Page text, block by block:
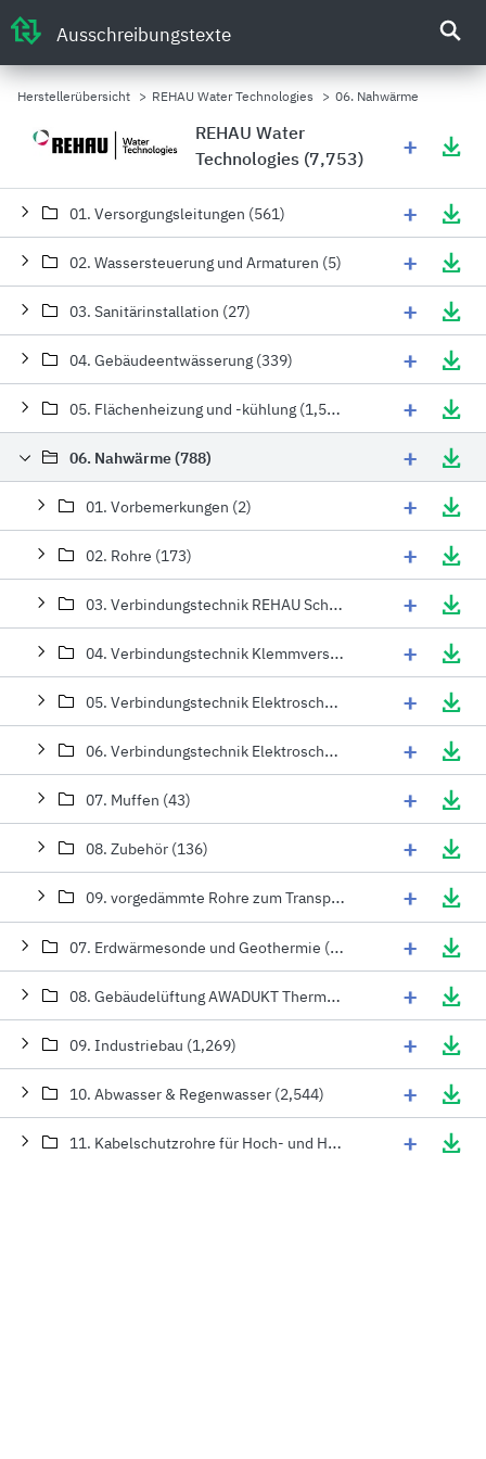
Ausschreibungstexte
Herstellerübersicht > REHAU Water Technologies > 06. Nahwärme
REHAU Water
Technologies (7,753)
+
01. Versorgungsleitungen (561) +
02. Wassersteuerung und Armaturen (5) +
03. Sanitärinstallation (27) +
04. Gebäudeentwässerung (339) +
05. Flächenheizung und -kühlung (1,540) +
06. Nahwärme (788) +
01. Vorbemerkungen (2) +
02. Rohre (173) +
03. Verbindungstechnik REHAU Schiebehülse (226) +
04. Verbindungstechnik Klemmverschraubung (4) +
05. Verbindungstechnik Elektroschweißmuffe FUSAPEX (temperaturbeständig bis 95°C) (55) +
06. Verbindungstechnik Elektroschweißmuffe für Kaltwassereinsatz (42) +
07. Muffen (43) +
08. Zubehör (136) +
09. vorgedämmte Rohre zum Transport von warmem Trinkwasser (107) +
07. Erdwärmesonde und Geothermie (376) +
08. Gebäudelüftung AWADUKT Thermo (287) +
09. Industriebau (1,269) +
10. Abwasser & Regenwasser (2,544) +
11. Kabelschutzrohre für Hoch- und Höchstspannungsleitungen (17) +